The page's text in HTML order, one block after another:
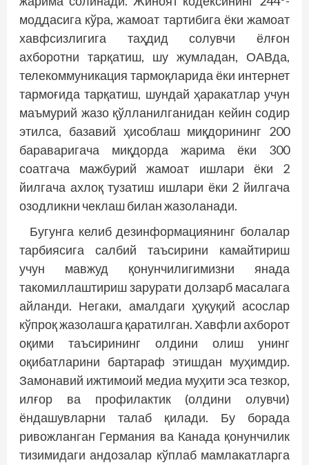
моддасига кўра, жамоат тартибига ёки жамоат
хавфсизлигига таҳдид солувчи ёлғон
ахборотни тарқатиш, шу жумладан, ОАВда,
телекоммуникация тармоқларида ёки интернет
тармоғида тарқатиш, шундай ҳаракатлар учун
маъмурий жазо қўлланилганидан кейин содир
этилса, базавий ҳисоблаш миқдорининг 200
бараваригача миқдорда жарима ёки 300
соатгача мажбурий жамоат ишлари ёки 2
йилгача ахлоқ тузатиш ишлари ёки 2 йилгача
озодликни чеклаш билан жазоланади.
Бугунга келиб дезинформациянинг болалар
тарбиясига салбий таъсирини камайтириш
учун мавжуд қонунчилигимизни янада
такомиллаштириш зарурати долзарб масалага
айланди. Негаки, амалдаги ҳуқуқий асослар
кўпроқ жазолашга қаратилган. Хавфли ахборот
оқими таъсирининг олдини олиш унинг
оқибатларини бартараф этишдан муҳимдир.
Замонавий ижтимоий медиа муҳити эса тезкор,
илғор ва профилактик (олдини олувчи)
ёндашувларни талаб қилади. Бу борада
ривожланган Германия ва Канада қонунчилик
тизимидаги андозалар кўплаб мамлакатларга